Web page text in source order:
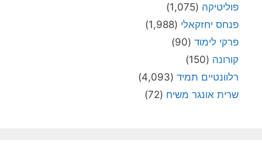
פוליטיקה (1,075)
פנחס יחזקאלי (1,988)
פרקי לימוד (90)
קורונה (150)
רלוונטיים תמיד (4,093)
שרית אונגר משיח (72)